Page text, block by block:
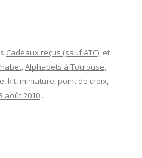
Cadeaux reçus (sauf ATC), et
,Alphabets à Toulouse,
, kit, miniature, point de croix,
août 2010 .